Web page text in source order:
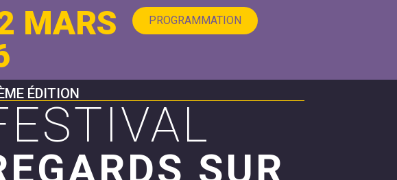
MARS
PROGRAMMATION
ÉDITION​
SUR